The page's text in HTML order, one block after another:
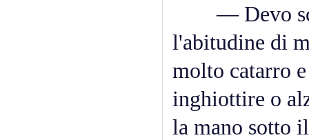
— Devo
l'abitudine di
molto catarro
inghiottire o
la mano sotto